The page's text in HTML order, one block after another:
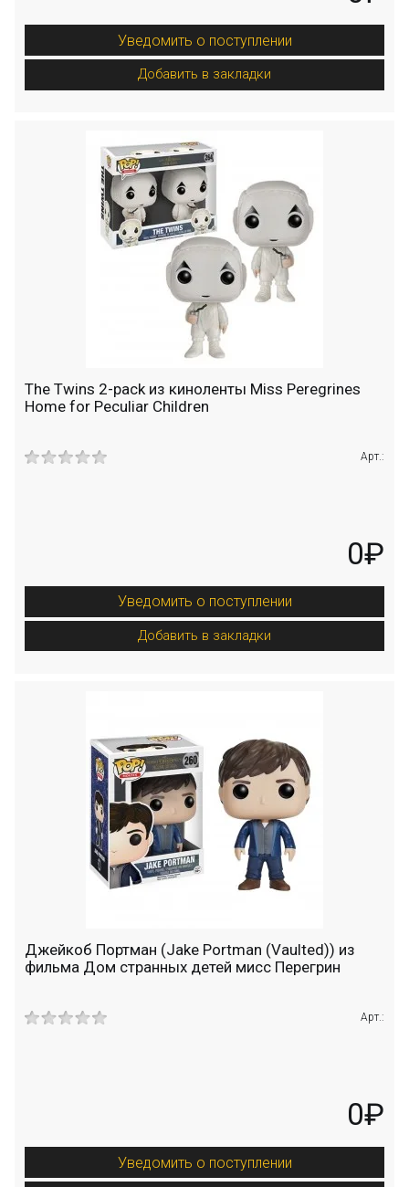
Уведомить о поступлении
Добавить в закладки
The Twins 2-pack из киноленты Miss Peregrines
Home for Peculiar Children
Арт.:
0₽
Уведомить о поступлении
Добавить в закладки
Джейкоб Портман (Jake Portman (Vaulted)) из
фильма Дом странных детей мисс Перегрин
Арт.:
0₽
Уведомить о поступлении